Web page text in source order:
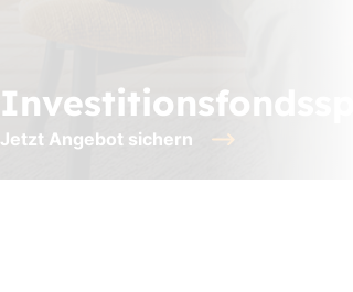
Jetzt Angebot sichern